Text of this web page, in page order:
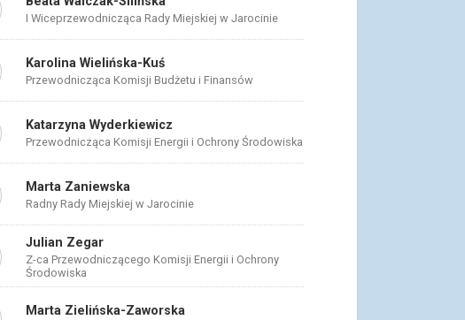
I Wiceprzewodnicząca Rady Miejskiej w Jarocinie
Karolina Wielińska-Kuś
Przewodnicząca Komisji Budżetu i Finansów
Katarzyna Wyderkiewicz
Przewodnicząca Komisji Energii i Ochrony Środowiska
Marta Zaniewska
Radny Rady Miejskiej w Jarocinie
Julian Zegar
Z-ca Przewodniczącego Komisji Energii i Ochrony
Środowiska
Marta Zielińska-Zaworska